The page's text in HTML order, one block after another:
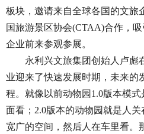
板块，邀请来自全球各国的文旅
国旅游景区协会(CTAA)合作，
企业前来参观参展。
永利兴文旅集团创始人卢彪
业迎来了快速发展时期，未来的
程。就像以前动物园1.0版本模
面看；2.0版本的动物园就是人
宽广的空间，然后人在车里看。